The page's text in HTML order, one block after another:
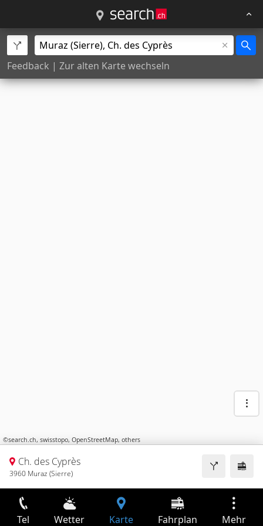
Feedback | Zur alten Karte wechseln
©search.ch, swisstopo, OpenStreetMap, others
Ch. des Cyprès
3960 Muraz (Sierre)
Tel Wetter Karte Fahrplan Mehr